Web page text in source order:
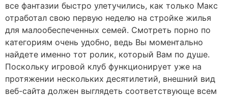
все фантазии быстро улетучились, как только Макс
отработал свою первую неделю на стройке жилья
для малообеспеченных семей. Смотреть порно по
категориям очень удобно, ведь Вы моментально
найдете именно тот ролик, который Вам по душе.
Поскольку игровой клуб функционирует уже на
протяжении нескольких десятилетий, внешний вид
веб-сайта должен выглядеть соответствующе всем